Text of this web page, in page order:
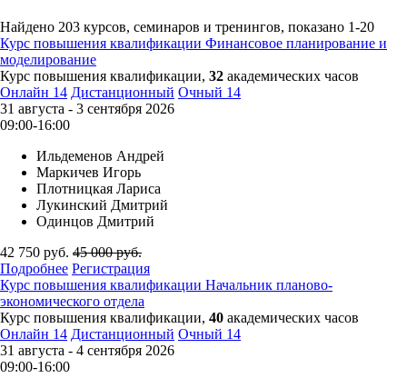
Найдено 203 курсов, семинаров и тренингов, показано 1-20
Курс повышения квалификации Финансовое планирование и
моделирование
Курс повышения квалификации, 32 академических часов
Онлайн 14 Дистанционный Очный 14
31 августа - 3 сентября 2026
09:00-16:00
Ильдеменов Андрей
Маркичев Игорь
Плотницкая Лариса
Лукинский Дмитрий
Одинцов Дмитрий
42 750 руб. 45 000руб.
Подробнее Регистрация
Курс повышения квалификации Начальник планово-
экономического отдела
Курс повышения квалификации, 40 академических часов
Онлайн 14 Дистанционный Очный 14
31 августа - 4 сентября 2026
09:00-16:00